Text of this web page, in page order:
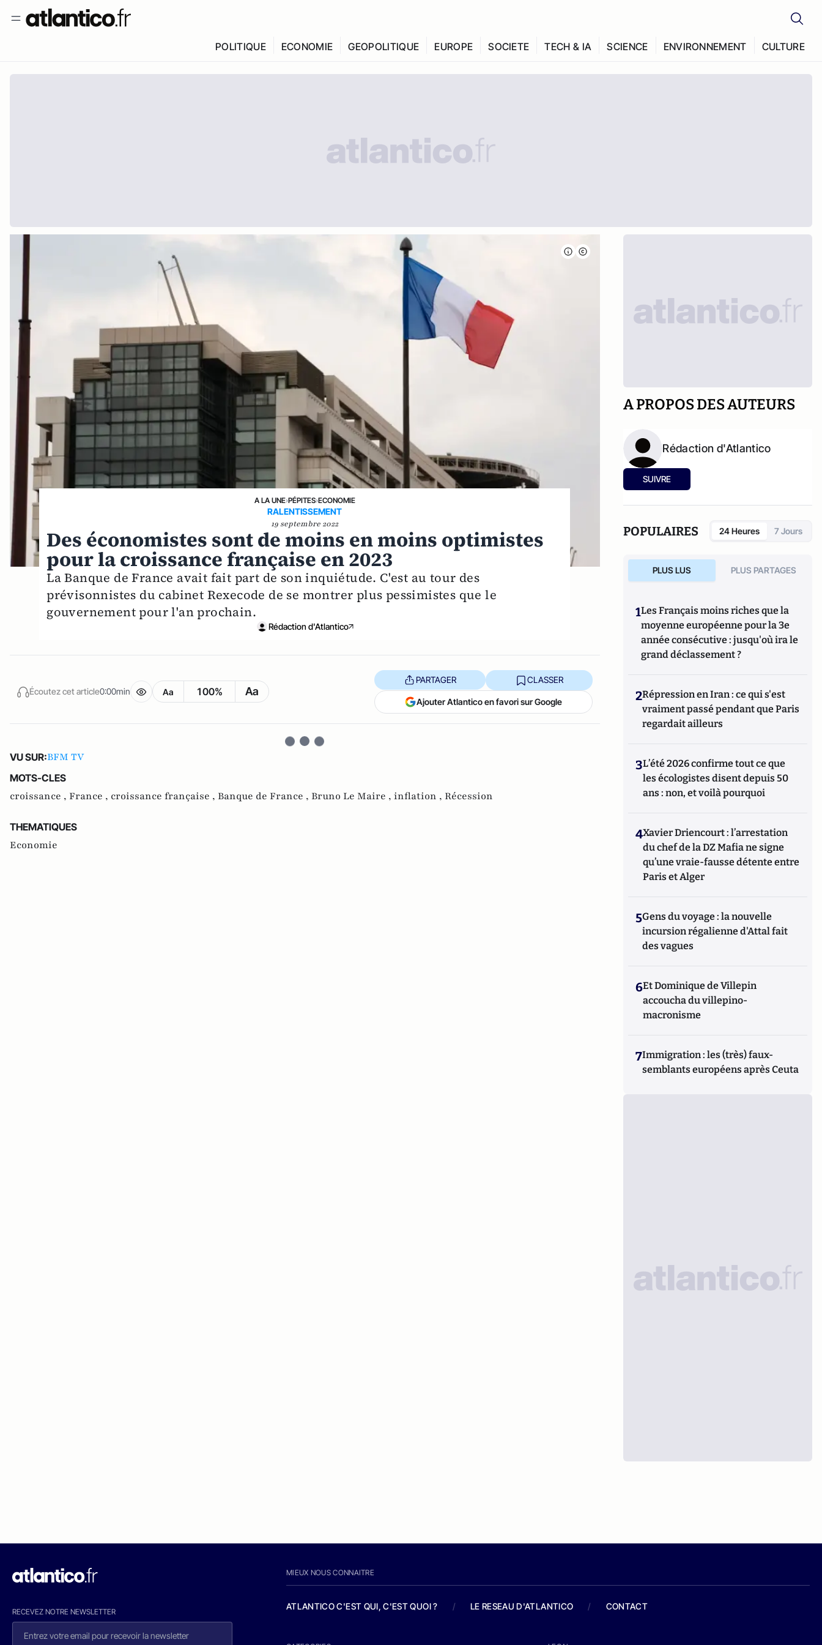
POLITIQUE ECONOMIE GEOPOLITIQUE EUROPE SOCIETE TECH & IA SCIENCE ENVIRONNEMENT CULTURE
A LA UNE›PÉPITES›ECONOMIE
RALENTISSEMENT
19 septembre 2022
Des économistes sont de moins en moins optimistes
pour la croissance française en 2023
La Banque de France avait fait part de son inquiétude. C'est au tour des
prévisonnistes du cabinet Rexecode de se montrer plus pessimistes que le
gouvernement pour l'an prochain.
Rédaction d'Atlantico
Écoutez cet article0:00min Aa 100% Aa
PARTAGER CLASSER
Ajouter Atlantico en favori sur Google
VU SUR:BFM TV
MOTS-CLES
croissance , France , croissance française , Banque de France , Bruno Le Maire , inflation , Récession
THEMATIQUES
Economie
A PROPOS DES AUTEURS
Rédaction d'Atlantico
SUIVRE
POPULAIRES 24 Heures 7 Jours
PLUS LUS PLUS PARTAGES
1Les Français moins riches que la
moyenne européenne pour la 3e
année consécutive : jusqu'où ira le
grand déclassement ?
2Répression en Iran : ce qui s'est
vraiment passé pendant que Paris
regardait ailleurs
3L’été 2026 confirme tout ce que
les écologistes disent depuis 50
ans : non, et voilà pourquoi
4Xavier Driencourt : l’arrestation
du chef de la DZ Mafia ne signe
qu’une vraie-fausse détente entre
Paris et Alger
5Gens du voyage : la nouvelle
incursion régalienne d'Attal fait
des vagues
6Et Dominique de Villepin
accoucha du villepino-
macronisme
7Immigration : les (très) faux-
semblants européens après Ceuta
RECEVEZ NOTRE NEWSLETTER
MIEUX NOUS CONNAITRE
ATLANTICO C'EST QUI, C'EST QUOI ? / LE RESEAU D'ATLANTICO / CONTACT